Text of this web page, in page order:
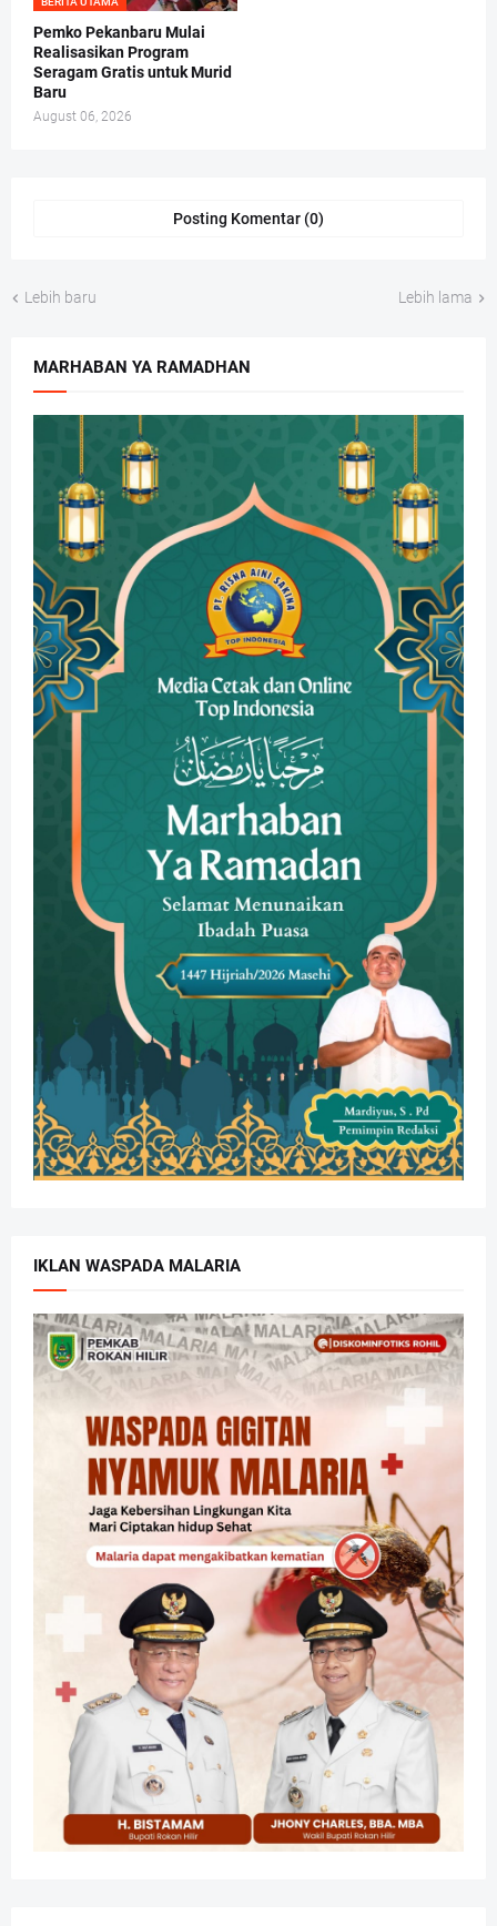
Pemko Pekanbaru Mulai
Realisasikan Program
Seragam Gratis untuk Murid
Baru
August 06, 2026
Posting Komentar (0)
Lebih baru Lebih lama
MARHABAN YA RAMADHAN
IKLAN WASPADA MALARIA